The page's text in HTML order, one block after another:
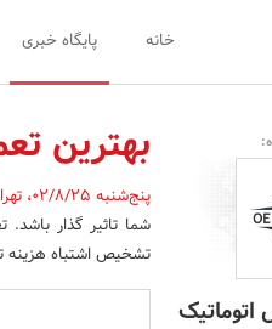
خانه پایگاه خبری
اتوماتیک
بهترین
پنج‌شنبه 02/8/25 ،
شما تاثیر گذار
تشخیص اشتباه هزینه